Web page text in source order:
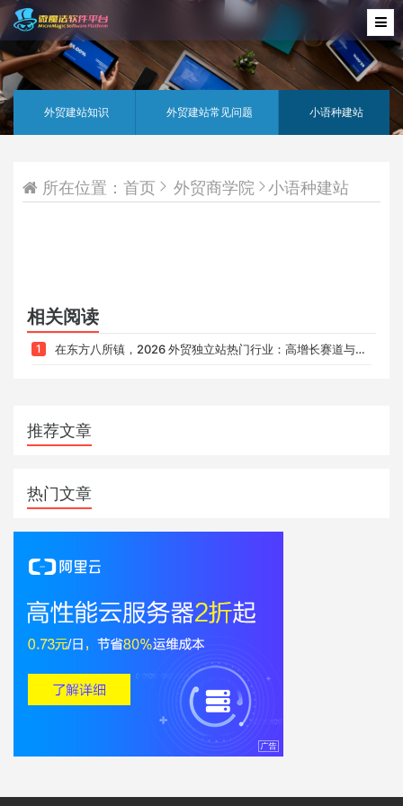
外贸建站知识 外贸建站常见问题 小语种建站
所在位置： 首页 外贸商学院 小语种建站
相关阅读
1 在东方八所镇，2026 外贸独立站热门行业：高增长赛道与布局逻辑
推荐文章
热门文章